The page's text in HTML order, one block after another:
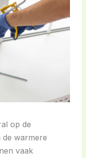
op de
de warmere
vaak